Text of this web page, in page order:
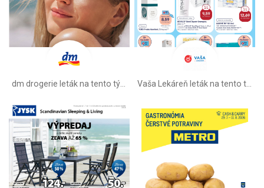
dm drogerie leták na tento týždeň Vaša Lekáreň leták na tento týždeň